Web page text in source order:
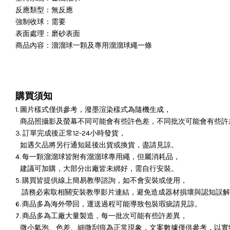
反應類型：無反應
強制收球：需要
表面處理：磨砂表面
商品內容：溜溜球一顆及專用溜溜球繩一條
購買須知
1. 圖片樣式僅供參考，潑墨渲染樣式為隨機生成，
商品照攝影及螢幕不同可能會有些許色差，不同批次可能會有些許
3. 訂單完成後正常12-24小時發貨，
如遇欠品將另行通知延後出貨或換貨，盡請見諒。
4. 每一顆溜溜球皆附有溜溜球專用繩，但屬消耗品，
建議可加購，大部分出廠皆未綁好，需自行安裝。
5. 購買皆提供線上簡易教學諮詢，如不會安裝或使用，
請務必索取相關安裝教學影片連結，避免造成器材損壞與認知誤解
6. 商品多為海外帶回，運送過程可能導致包裝瑕疵請見諒。
7. 商品多為工廠大量製造，每一批次可能有些許差異，
微小氣泡、色差、細微刮痕為正常現象，文案數據僅供參考，以實